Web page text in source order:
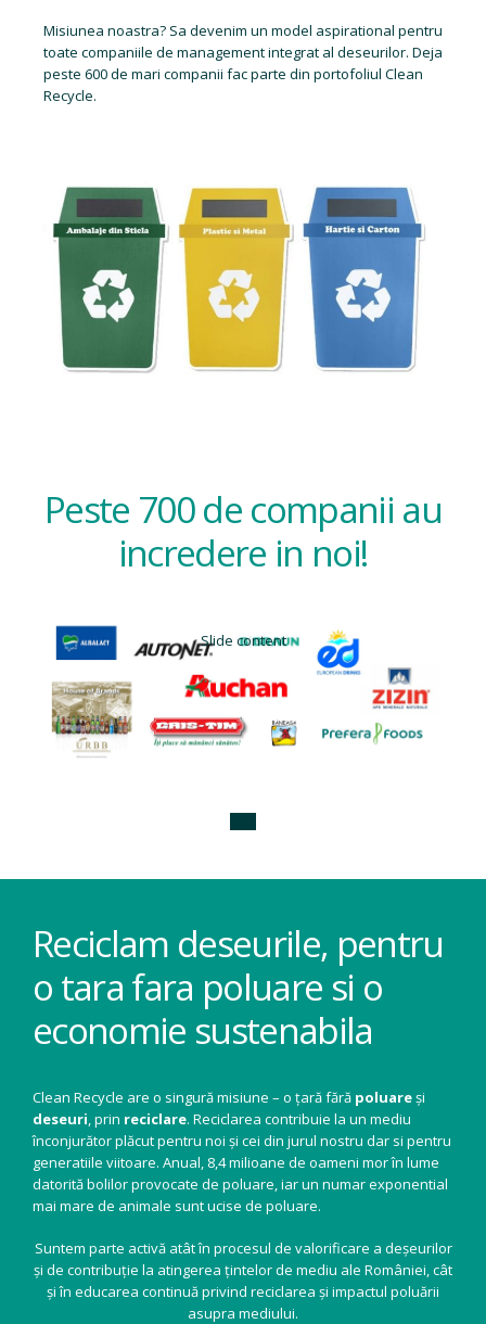
Misiunea noastra? Sa devenim un model aspirational pentru
toate companiile de management integrat al deseurilor. Deja
peste 600 de mari companii fac parte din portofoliul Clean
Recycle.
Peste 700 de companii au
incredere in noi!
Slide content
Reciclam deseurile, pentru
o tara fara poluare si o
economie sustenabila
Clean Recycle are o singură misiune – o țară fără poluareși
deseuri, prin reciclare. Reciclarea contribuie la un mediu
înconjurător plăcut pentru noi și cei din jurul nostru dar si pentru
generatiile viitoare. Anual, 8,4 milioane de oameni mor în lume
datorită bolilor provocate de poluare, iar un numar exponential
mai mare de animale sunt ucise de poluare.
Suntem parte activă atât în procesul de valorificare a deșeurilor
și de contribuție la atingerea țintelor de mediu ale României, cât
și în educarea continuă privind reciclarea și impactul poluării
asupra mediului.